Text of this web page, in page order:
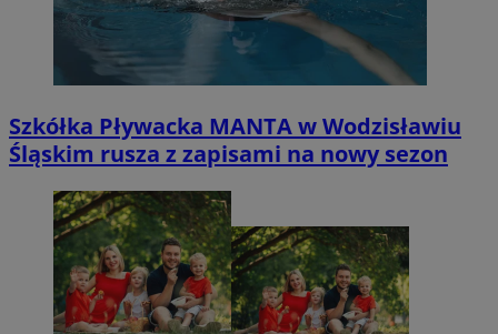
Szkółka Pływacka MANTA w Wodzisławiu
Śląskim rusza z zapisami na nowy sezon